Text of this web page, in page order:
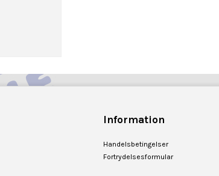
Information
Handelsbetingelser
Fortrydelsesformular